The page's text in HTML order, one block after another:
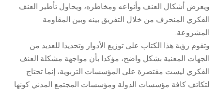
ويعرض أشكال العنف وأنواعه ومخاطره، ويحاول تأطير العنف
الفكري المنحرف من خلال التفريق بينه وبين المقاومة
المشروعة.
وتقوم رؤية هذا الكتاب على توزيع الأدوار وتحديدا للعديد من
الجهات المعنية بشكل واضح، مؤكدا بأن مواجهة مشكلة العنف
الفكري ليست مقتصرة على المؤسسات التربوية، إنما تحتاج
لتكاتف كافة مؤسسات الدولة ومؤسسات المجتمع المدني كونها